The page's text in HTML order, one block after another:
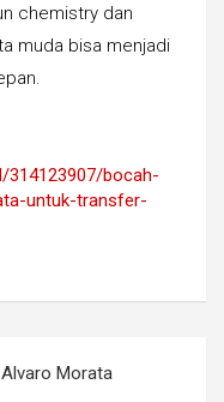
chemistry dan
muda bisa menjadi
bocah-
untuk-transfer-
Morata